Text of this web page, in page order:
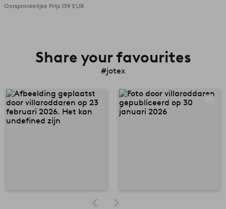
Oorspronkelijke Prijs 139 EUR
Share your favourites
#jotex